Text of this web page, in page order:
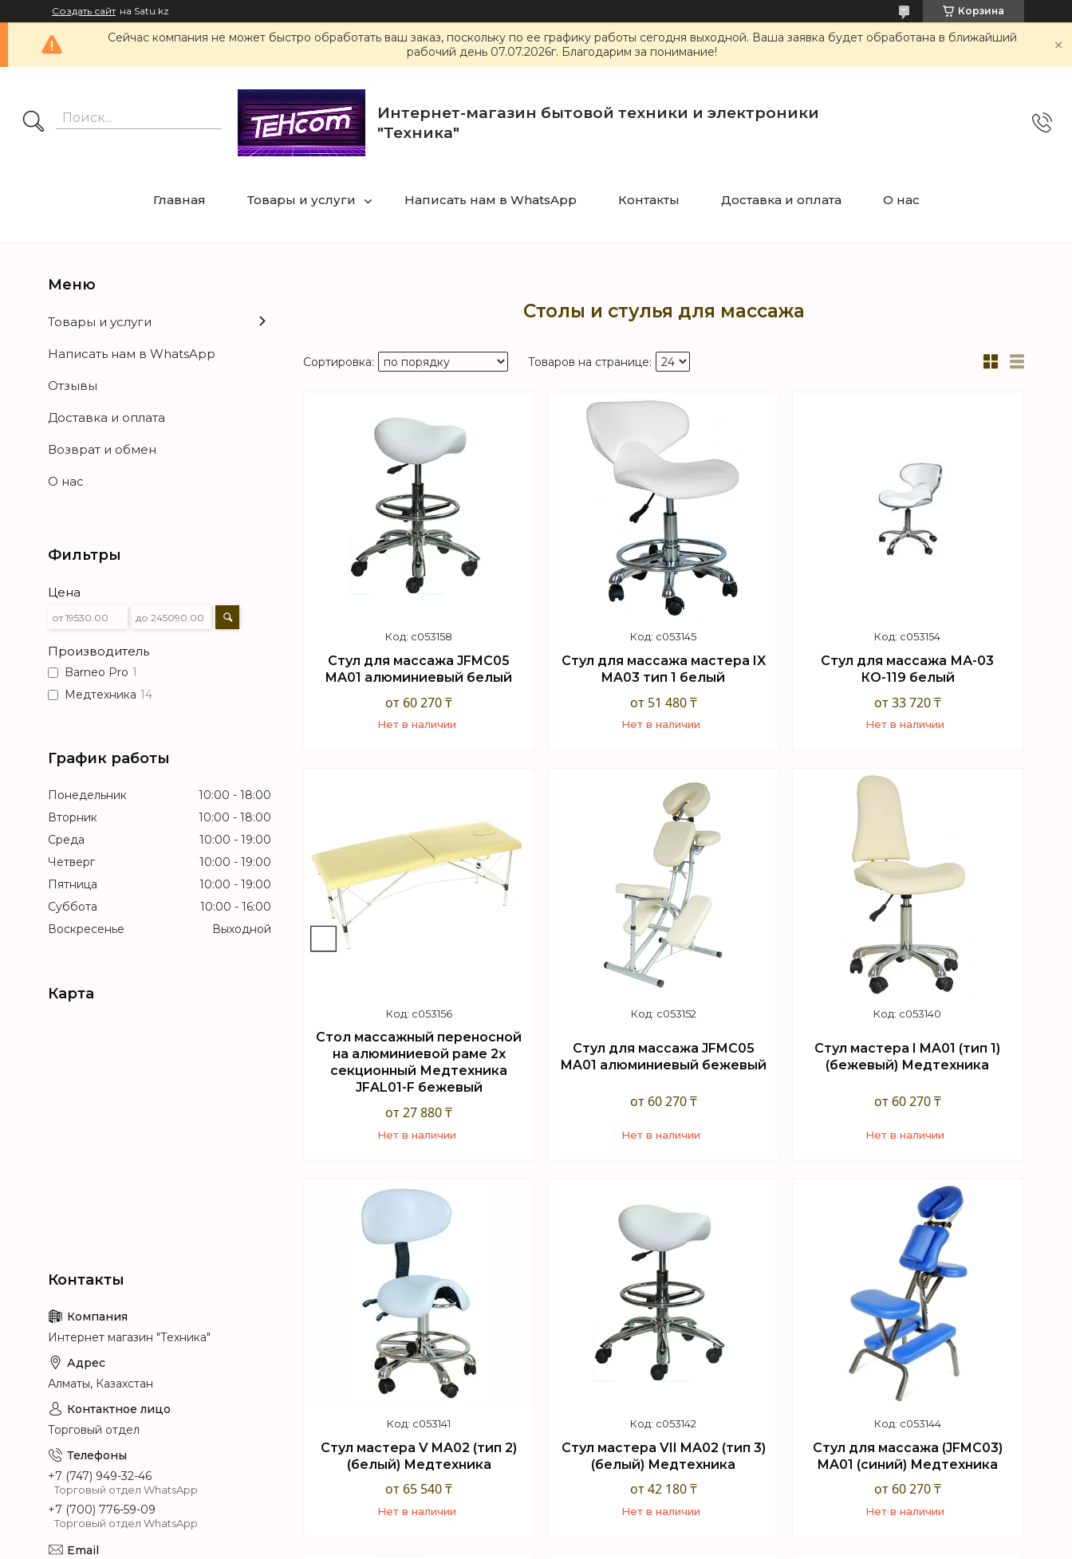
Создать сайт на Satu.kz Корзина
Сейчас компания не может быстро обработать ваш заказ, поскольку по ее графику работы сегодня выходной. Ваша заявка будет обработана в ближайший
рабочий день 07.07.2026г. Благодарим за понимание!
Интернет-магазин бытовой техники и электроники
"Техника"
Главная Товары и услуги Написать нам в WhatsApp Контакты Доставка и оплата О нас
Столы и стулья для массажа
c053158
Стул для массажа JFMC05
MA01 алюминиевый белый
от 60 270 ₸
Нет в наличии
c053145
Стул для массажа мастера IX
MA03 тип 1 белый
от 51 480 ₸
Нет в наличии
Торговый отдел WhatsApp
c053154
Стул для массажа МА-03
КО-119 белый
от 33 720 ₸
Нет в наличии
Торговый отдел WhatsApp
c053156
Стол массажный переносной
на алюминиевой раме 2х
секционный Медтехника
JFAL01-F бежевый
от 27 880 ₸
Нет в наличии
Торговый отдел WhatsApp
c053152
Стул для массажа JFMC05
MA01 алюминиевый бежевый
от 60 270 ₸
Нет в наличии
c053140
Стул мастера I MA01 (тип 1)
(бежевый) Медтехника
от 60 270 ₸
Нет в наличии
Торговый отдел WhatsApp
c053141
Стул мастера V MA02 (тип 2)
(белый) Медтехника
от 65 540 ₸
Нет в наличии
c053142
Стул мастера VII MA02 (тип 3)
(белый) Медтехника
от 42 180 ₸
Нет в наличии
c053144
Стул для массажа (JFMC03)
MA01 (синий) Медтехника
от 60 270 ₸
Нет в наличии
Товары и услуги
Написать нам в WhatsApp
Отзывы
Доставка и оплата
Возврат и обмен
О нас
Фильтры
Цена
Производитель
Barneo Pro 1
Медтехника 14
График работы
Понедельник 10:00
18:00
Вторник
10:00
18:00
Среда
10:00
19:00
Четверг
10:00
19:00
Пятница
10:00
19:00
Суббота
10:00
16:00
Воскресенье
Выходной
Карта
Интернет магазин "Техника"
Алматы, Казахстан
Торговый отдел
+7 (747) 949-32-46
Торговый отдел WhatsApp
+7 (700) 776-59-09
Торговый отдел WhatsApp